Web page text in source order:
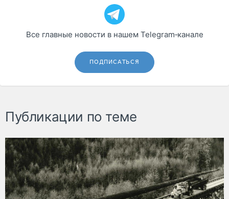
Все главные новости в нашем Telegram‑канале
ПОДПИСАТЬСЯ
Публикации по теме